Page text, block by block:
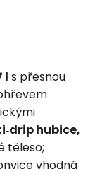
l s přesnou
hubice,
těleso;
vhodná